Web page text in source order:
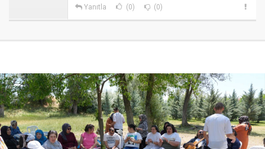
Yanıtla (0) (0)